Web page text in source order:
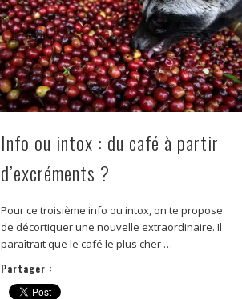
Info ou intox : du café à partir
d’excréments ?
Pour ce troisième info ou intox, on te propose
de décortiquer une nouvelle extraordinaire. Il
paraîtrait que le café le plus cher …
Partager :